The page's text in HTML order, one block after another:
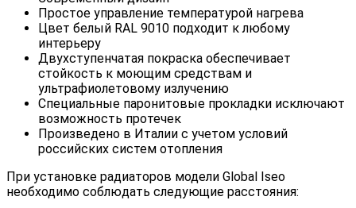
Простое управление температурой нагрева
Цвет белый RAL 9010 подходит к любому
интерьеру
Двухступенчатая покраска обеспечивает
стойкость к моющим средствам и
ультрафиолетовому излучению
Специальные паронитовые прокладки исключают
возможность протечек
Произведено в Италии с учетом условий
российских систем отопления
При установке радиаторов модели Global Iseo
необходимо соблюдать следующие расстояния: